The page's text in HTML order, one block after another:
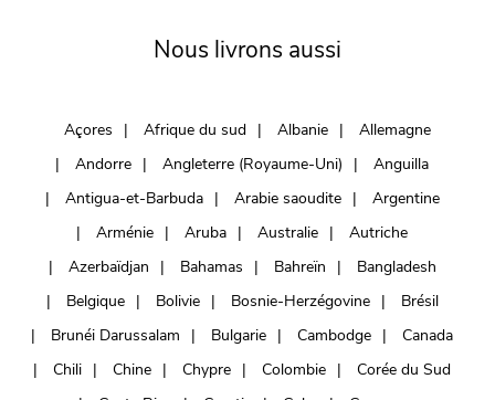
Nous livrons aussi
Açores Afrique du sud Albanie
Allemagne
Andorre
Angleterre (Royaume-Uni)
Anguilla
Antigua-et-Barbuda
Arabie saoudite
Argentine
Arménie
Aruba Australie
Autriche
Azerbaïdjan
Bahamas Bahreïn
Bangladesh
Belgique
Bolivie Bosnie-Herzégovine
Brésil
Brunéi Darussalam
Bulgarie Cambodge
Canada
Chili
Chine Chypre Colombie
Corée du Sud